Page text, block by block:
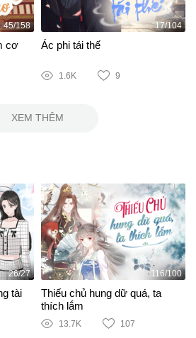
45/158
cơ
17/104
Ác phi tái thế
1.6K 9
XEM THÊM
26/27
tài
116/100
Thiếu chủ hung dữ quá, ta
thích lắm
13.7K 107